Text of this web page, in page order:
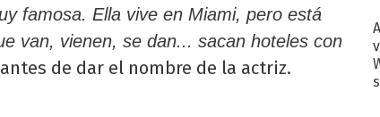
famosa. Ella vive en Miami, pero está
van, vienen, se dan... sacan hoteles con
de dar el nombre de la actriz.